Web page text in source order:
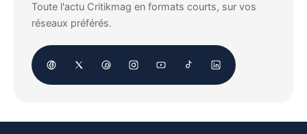
Toute l'actu Critikmag en formats courts, sur vos
réseaux préférés.